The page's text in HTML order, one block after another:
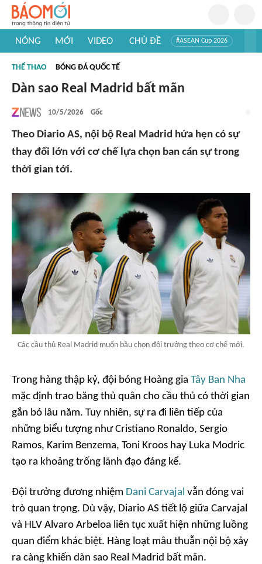
NÓNG MỚI VIDEO CHỦ ĐỀ #ASEAN Cup 2026
#Khám phá thế giới
THỂ THAO BÓNG ĐÁ QUỐC TẾ
Dàn sao Real Madrid bất mãn
10/5/2026 Gốc
Theo Diario AS, nội bộ Real Madrid hứa hẹn có sự
thay đổi lớn với cơ chế lựa chọn ban cán sự trong
thời gian tới.
Các cầu thủ Real Madrid muốn bầu chọn đội trưởng theo cơ chế mới.
Trong hàng thập kỷ, đội bóng Hoàng gia Tây Ban Nha
mặc định trao băng thủ quân cho cầu thủ có thời gian
gắn bó lâu năm. Tuy nhiên, sự ra đi liên tiếp của
những biểu tượng như Cristiano Ronaldo, Sergio
Ramos, Karim Benzema, Toni Kroos hay Luka Modric
tạo ra khoảng trống lãnh đạo đáng kể.
Đội trưởng đương nhiệm Dani Carvajal vẫn đóng vai
trò quan trọng. Dù vậy, Diario AS tiết lộ giữa Carvajal
và HLV Alvaro Arbeloa liên tục xuất hiện những luồng
quan điểm khác biệt. Hàng loạt mâu thuẫn nội bộ xảy
ra càng khiến dàn sao Real Madrid bất mãn.